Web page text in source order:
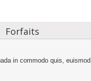
Forfaits
in commodo quis,